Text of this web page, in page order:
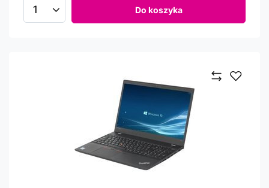
Ilość produktów Do koszyka